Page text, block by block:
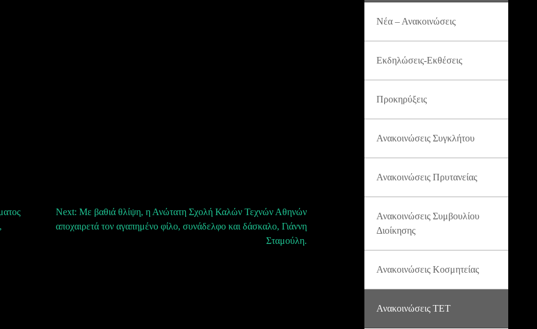
Next: Με βαθιά θλίψη, η Ανώτατη Σχολή Καλών Τεχνών Αθηνών
αποχαιρετά τον αγαπημένο φίλο, συνάδελφο και δάσκαλο, Γιάννη
Σταμούλη.
Νέα – Ανακοινώσεις
Εκδηλώσεις-Εκθέσεις
Προκηρύξεις
Ανακοινώσεις Συγκλήτου
Ανακοινώσεις Πρυτανείας
Ανακοινώσεις Συμβουλίου
Διοίκησης
Ανακοινώσεις Κοσμητείας
Ανακοινώσεις ΤΕΤ